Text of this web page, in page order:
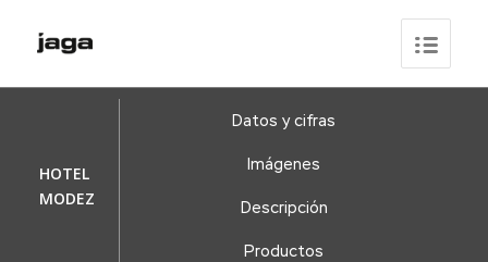
HOTEL
MODEZ
Datos y cifras
Imágenes
Descripción
Productos